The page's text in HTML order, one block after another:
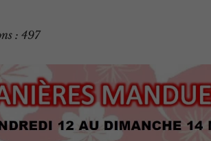
: 497